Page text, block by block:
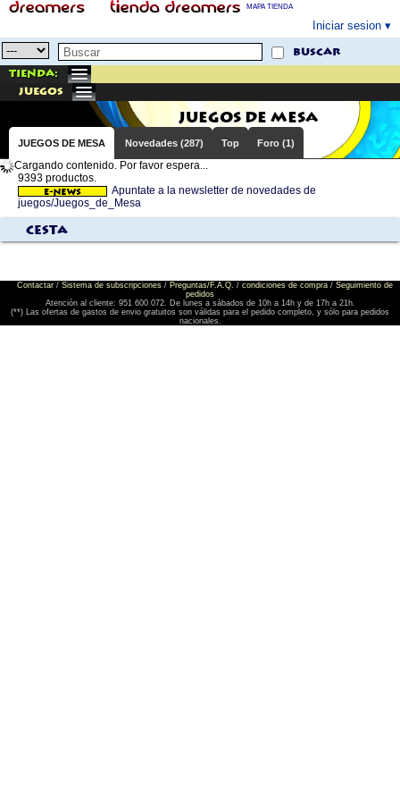
MAPA TIENDA
Iniciar sesion
buscar
Tienda:
juegos
JUEGOS DE MESA
JUEGOS DE MESA Novedades (287) Top Foro (1)
Cargando contenido. Por favor espera...
9393 productos.
Apuntate a la newsletter de novedades de
juegos/Juegos_de_Mesa
Cesta
Contactar/ Sistema de subscripciones/ Preguntas/F.A.Q. / condiciones de compra/ Seguimiento de
pedidos
Atención al cliente: 951 600 072. De lunes a sábados de 10h a 14h y de 17h a 21h.
(**) Las ofertas de gastos de envio gratuitos son válidas para el pedido completo, y sólo para pedidos
nacionales.